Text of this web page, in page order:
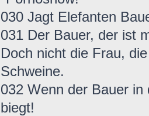
030 Jagt Elefanten
031 Der Bauer, der ist
Doch nicht die Frau,
Schweine.
032 Wenn der Bauer
biegt!